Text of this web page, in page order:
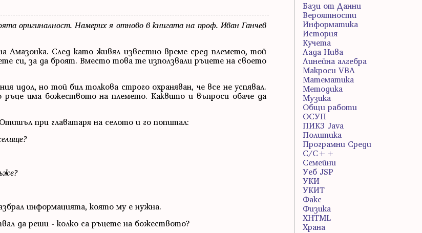
оригиналност. Намерих я отново в книгата на проф. Иван Ганчев
Амазонка. След като живял известно време сред племето, той
си, за да броят. Вместо това те използвали ръцете на своето
идол, но той бил толкова строго охраняван, че все не успявал.
ръце има божеството на племето. Каквито и въпроси обаче да
при главатаря на селото и го попитал:
информацията, която му е нужна.
да реши - колко са ръцете на божеството?
Бази от Данни
Вероятности
Информатика
История
Кучета
Лада Нива
Линейна алгебра
Макроси VBA
Математика
Методика
Музика
Общи работи
ОСУП
ПИК3 Java
Политика
Програмни Среди
С/С++
Семейни
Уеб JSP
УКИ
УКИТ
Факс
Физика
ХHTML
Храна